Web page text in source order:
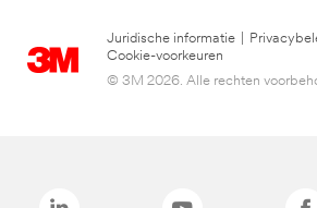
Juridische informatie
Cookie-voorkeuren
© 3M 2026. Alle rechten